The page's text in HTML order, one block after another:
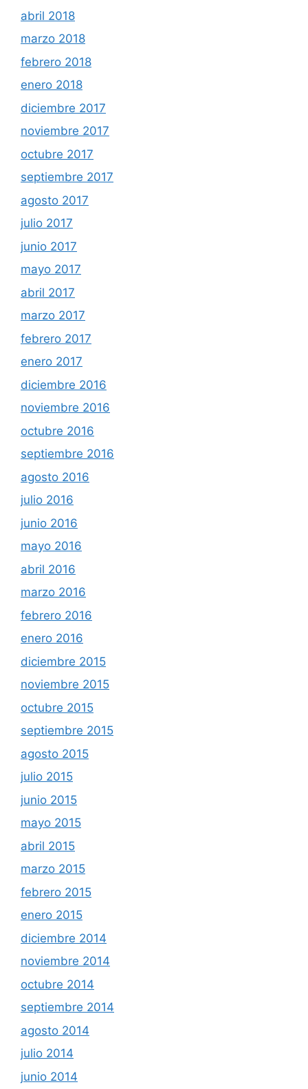
abril 2018
marzo 2018
febrero 2018
enero 2018
diciembre 2017
noviembre 2017
octubre 2017
septiembre 2017
agosto 2017
julio 2017
junio 2017
mayo 2017
abril 2017
marzo 2017
febrero 2017
enero 2017
diciembre 2016
noviembre 2016
octubre 2016
septiembre 2016
agosto 2016
julio 2016
junio 2016
mayo 2016
abril 2016
marzo 2016
febrero 2016
enero 2016
diciembre 2015
noviembre 2015
octubre 2015
septiembre 2015
agosto 2015
julio 2015
junio 2015
mayo 2015
abril 2015
marzo 2015
febrero 2015
enero 2015
diciembre 2014
noviembre 2014
octubre 2014
septiembre 2014
agosto 2014
julio 2014
junio 2014